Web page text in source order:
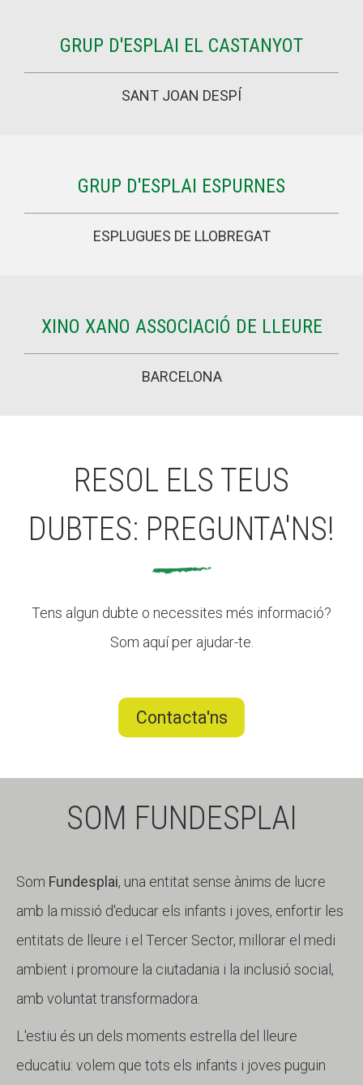
GRUP D'ESPLAI EL CASTANYOT
SANT JOAN DESPÍ
GRUP D'ESPLAI ESPURNES
ESPLUGUES DE LLOBREGAT
XINO XANO ASSOCIACIÓ DE LLEURE
BARCELONA
RESOL ELS TEUS
DUBTES: PREGUNTA'NS!
Tens algun dubte o necessites més informació?
Som aquí per ajudar-te.
Contacta'ns
SOM FUNDESPLAI
Som Fundesplai, una entitat sense ànims de lucre
amb la missió d'educar els infants i joves, enfortir les
entitats de lleure i el Tercer Sector, millorar el medi
ambient i promoure la ciutadania i la inclusió social,
amb voluntat transformadora.
L'estiu és un dels moments estrella del lleure
educatiu: volem que tots els infants i joves puguin